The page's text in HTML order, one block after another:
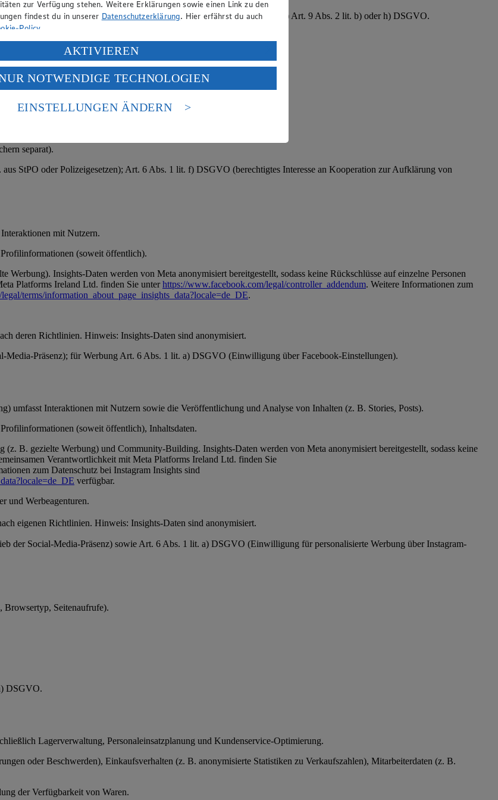
26 BDSG (Bewerbungsverfahren); bei sensiblen Daten (z. B. Gesundheit) Art. 9 Abs. 2 lit. b) oder h) DSGVO.
Kundendaten.
separat).
StPO oder Polizeigesetzen); Art. 6 Abs. 1 lit. f) DSGVO (berechtigtes Interesse an Kooperation zur Aufklärung von
mit Nutzern.
(soweit öffentlich).
Insights-Daten werden von Meta anonymisiert bereitgestellt, sodass keine Rückschlüsse auf einzelne Personen
Platforms Ireland Ltd. finden Sie unterhttps://www.facebook.com/legal/controller_addendum. Weitere Informationen zum
terms/information_about_page_insights_data?locale=de_DE.
deren Richtlinien. Hinweis: Insights-Daten sind anonymisiert.
Media-Präsenz); für Werbung Art. 6 Abs. 1 lit. a) DSGVO (Einwilligung über Facebook-Einstellungen).
umfasst Interaktionen mit Nutzern sowie die Veröffentlichung und Analyse von Inhalten (z. B. Stories, Posts).
(soweit öffentlich), Inhaltsdaten.
B. gezielte Werbung) und Community-Building. Insights-Daten werden von Meta anonymisiert bereitgestellt, sodass keine
Verantwortlichkeit mit Meta Platforms Ireland Ltd. finden Sie
zum Datenschutz bei Instagram Insights sind
verfügbar.
und Werbeagenturen.
eigenen Richtlinien. Hinweis: Insights-Daten sind anonymisiert.
der Social-Media-Präsenz) sowie Art. 6 Abs. 1 lit. a) DSGVO (Einwilligung für personalisierte Werbung über Instagram-
Browsertyp, Seitenaufrufe).
DSGVO.
Lagerverwaltung, Personaleinsatzplanung und Kundenservice-Optimierung.
oder Beschwerden), Einkaufsverhalten (z. B. anonymisierte Statistiken zu Verkaufszahlen), Mitarbeiterdaten (z. B.
der Verfügbarkeit von Waren.
zur Verfügung stehen. Weitere Erklärungen sowie einen Link zu den
findest du in unserer Datenschutzerklärung. Hier erfährst du auch
Policy.
Daten in den USA durch Facebook und YouTube:
klickst, willigst du im Sinne des Art. 49 Abs. 1 Satz 1 lit. a) DSGVO
in den USA verarbeitet werden. Der EuGH sieht die USA als Land mit
Standards nicht angemessenen Datenschutzniveau an. Es besteht das
durch US-amerikanische Behörden.
AKTIVIEREN
NOTWENDIGE TECHNOLOGIEN
EINSTELLUNGEN ÄNDERN